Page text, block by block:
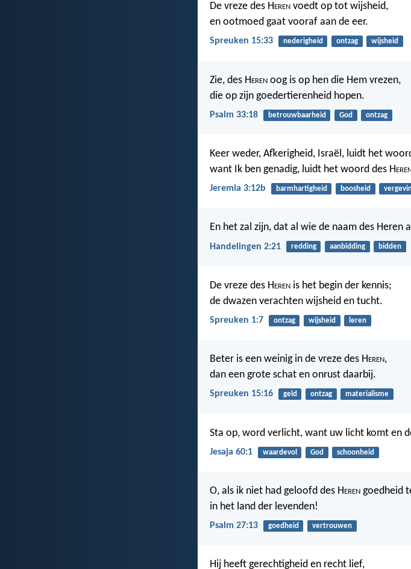
De vreze des Heren voedt op tot wijsheid,
en ootmoed gaat vooraf aan de eer.
Spreuken 15:33 nederigheid ontzag wijsheid
Zie, des Heren oog is op hen die Hem vrezen,
die op zijn goedertierenheid hopen.
Psalm 33:18 betrouwbaarheid God ontzag
Keer weder, Afkerigheid, Israël, luidt het
want Ik ben genadig, luidt het woord des H
Jeremia 3:12b barmhartigheid boosheid
En het zal zijn, dat al wie de naam des Heren
Handelingen 2:21 redding aanbidding bidden
De vreze des Heren is het begin der kennis;
de dwazen verachten wijsheid en tucht.
Spreuken 1:7 ontzag wijsheid leren
Beter is een weinig in de vreze des Heren,
dan een grote schat en onrust daarbij.
Spreuken 15:16 geld ontzag materialisme
Sta op, word verlicht, want uw licht komt en
Jesaja 60:1 waardevol God schoonheid
O, als ik niet had geloofd des Heren goedheid
in het land der levenden!
Psalm 27:13 goedheid vertrouwen
Hij heeft gerechtigheid en recht lief,